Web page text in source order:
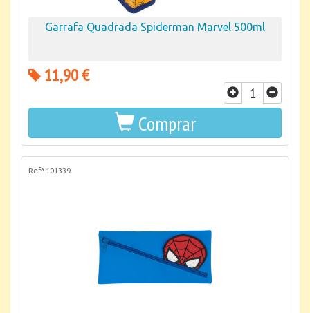
Garrafa Quadrada Spiderman Marvel 500ml
11,90 €
Comprar
Refª 101339